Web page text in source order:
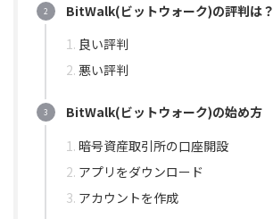
BitWalk(ビットウォーク)の評判は？
良い評判
悪い評判
BitWalk(ビットウォーク)の始め方
暗号資産取引所の口座開設
アプリをダウンロード
アカウントを作成